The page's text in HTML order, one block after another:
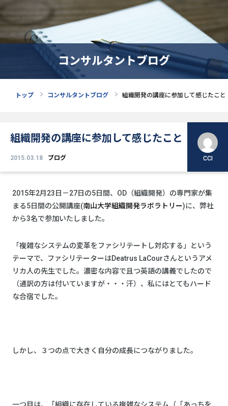
コンサルタントブログ
トップ コンサルタントブログ 組織開発の講座に参加して感じたこと
組織開発の講座に参加して感じたこと
2015.03.18 ブログ CCI
2015年2月23日－27日の5日間、OD（組織開発）の専門家が集
まる5日間の公開講座(南山大学組織開発ラボラトリー)に、弊社
から3名で参加いたしました。
「複雑なシステムの変革をファシリテートし対応する」という
テーマで、ファシリテーターはDeatrus LaCourさんというアメ
リカ人の先生でした。濃密な内容で且つ英語の講義でしたので
（通訳の方は付いていますが・・・汗）、私にはとてもハード
な合宿でした。
しかし、３つの点で大きく自分の成長につながりました。